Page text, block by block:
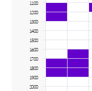
11:00
12:00
13:00
14:00
15:00
16:00
17:00
18:00
19:00
20:00